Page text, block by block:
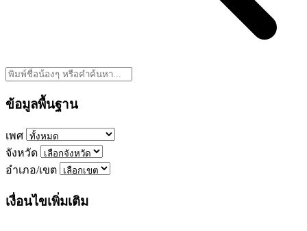
ข้อมูลพื้นฐาน
เพศ
จังหวัด
อำเภอ/เขต
เงื่อนไขเพิ่มเติม